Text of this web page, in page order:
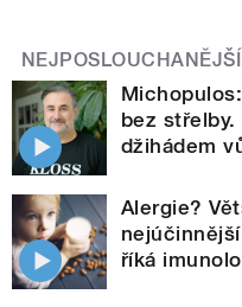
NEJPOSLOUCHANĚJŠÍ
bez
džihádem
Alergie?
říká